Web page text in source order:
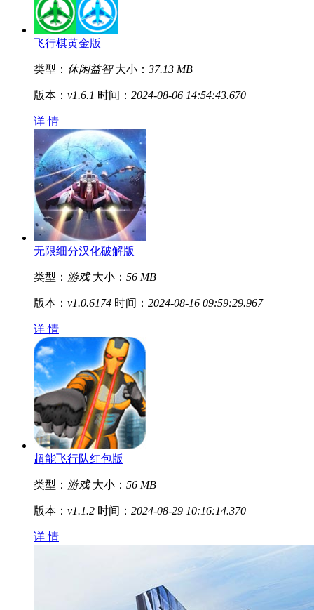
飞行棋黄金版
类型： 休闲益智 大小： 37.13 MB
版本： v1.6.1 时间： 2024-08-06 14:54:43.670
详 情
无限细分汉化破解版
类型： 游戏 大小： 56 MB
版本： v1.0.6174 时间： 2024-08-16 09:59:29.967
详 情
超能飞行队红包版
类型： 游戏 大小： 56 MB
版本： v1.1.2 时间： 2024-08-29 10:16:14.370
详 情